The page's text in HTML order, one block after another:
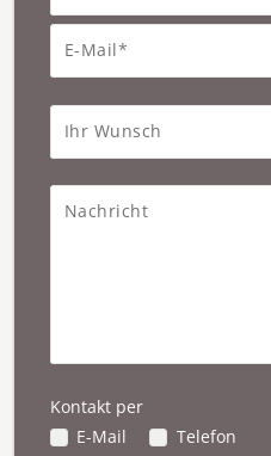
E-Mail*
Ihr Wunsch
Nachricht
Kontakt per
E-Mail
Telefon